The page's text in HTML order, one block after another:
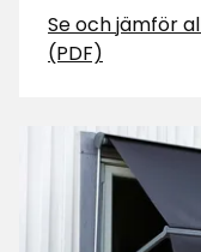
1 betyg
Filtrera på
Recensioner (1)
Se och jämför
(PDF)